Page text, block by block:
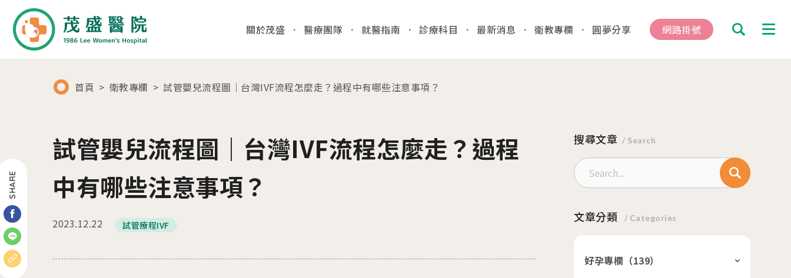
關於茂盛 醫療團隊 就醫指南 診療科目 最新消息 衛教專欄 圓夢分享 網路掛號
核心專長
茂盛院長
年度大事紀
02
各科別診療項目
醫師列表及簡介
03
病歷報告申請
全站搜尋
台中總院
/Taichung
板橋院區
/Taipei
檢」、「婚前健康檢查」及「育兒健檢」門診表
首頁 衛教專欄 試管嬰兒流程圖｜台灣IVF流程怎麼走？過程中有哪些注意事項？
試管嬰兒流程圖｜台灣IVF流程怎麼走？過程
中有哪些注意事項？
2023.12.22 試管療程IVF
搜尋文章 / Search
文章分類 / Categories
好孕專欄（139）
SHARE